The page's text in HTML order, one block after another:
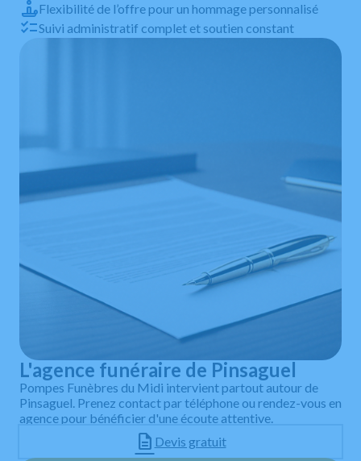
Flexibilité de l’offre pour un hommage personnalisé
Suivi administratif complet et soutien constant
L'agence funéraire de Pinsaguel
Pompes Funèbres du Midi intervient partout autour de
Pinsaguel. Prenez contact par téléphone ou rendez-vous en
agence pour bénéficier d'une écoute attentive.
Devis gratuit